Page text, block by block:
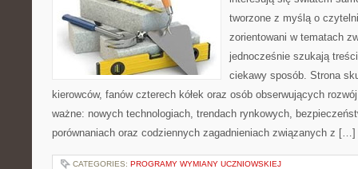
tworzone z myślą o
zorientowani w tematach
jednocześnie szukają
ciekawy sposób. Strona
kierowców, fanów czterech kółek oraz osób obserwujących
ważne: nowych technologiach, trendach rynkowych,
porównaniach oraz codziennych zagadnieniach związanych z […]
CATEGORIES: PROGRAMY WYMIANY UCZNIOWSKIEJ